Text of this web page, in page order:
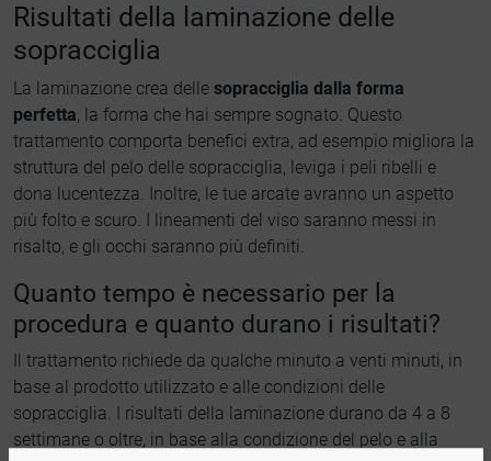
Risultati della laminazione delle
sopracciglia
La laminazione crea delle sopracciglia dalla forma
perfetta, la forma che hai sempre sognato. Questo
trattamento comporta benefici extra, ad esempio migliora la
struttura del pelo delle sopracciglia, leviga i peli ribelli e
dona lucentezza. Inoltre, le tue arcate avranno un aspetto
più folto e scuro. I lineamenti del viso saranno messi in
risalto, e gli occhi saranno più definiti.
Quanto tempo è necessario per la
procedura e quanto durano i risultati?
Il trattamento richiede da qualche minuto a venti minuti, in
base al prodotto utilizzato e alle condizioni delle
sopracciglia. I risultati della laminazione durano da 4 a 8
settimane o oltre, in base alla condizione del pelo e alla